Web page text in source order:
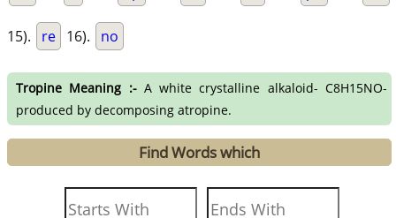
15). re 16). no
Tropine Meaning :-A white crystalline alkaloid- C8H15NO-
produced by decomposing atropine.
Find Words which